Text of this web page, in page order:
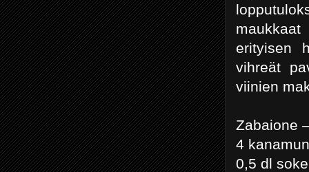
erityisen
vihreät
viinien
Zabaione
4
0,5 dl